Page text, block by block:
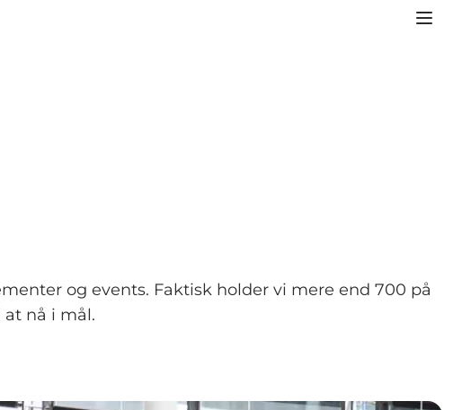
og events. Faktisk holder vi mere end 700 på
nå i mål.